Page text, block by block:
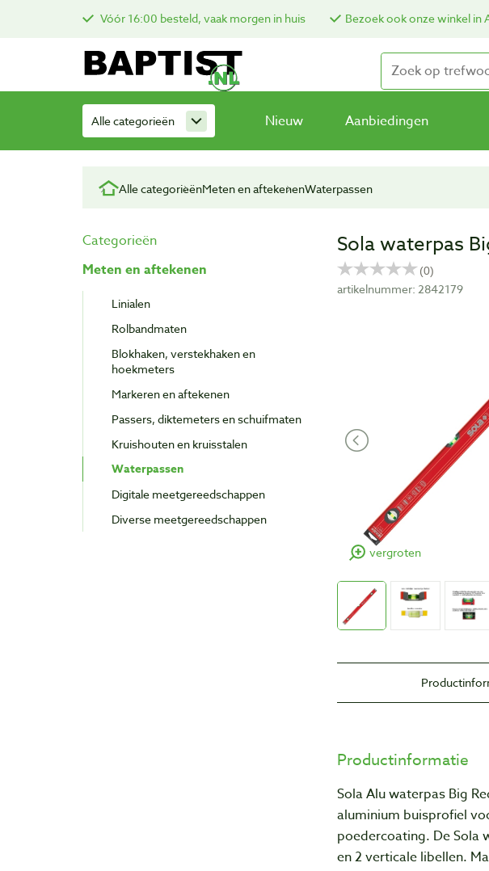
Vóór 16:00 besteld, vaak morgen in huis Bezoek ook onze winkel in
Alle categorieën Nieuw Aanbiedingen
Alle categorieënMeten en aftekenenWaterpassen
Categorieën
Meten en aftekenen
Linialen
Rolbandmaten
Blokhaken, verstekhaken en
hoekmeters
Markeren en aftekenen
Passers, diktemeters en schuifmaten
Kruishouten en kruisstalen
Waterpassen
Digitale meetgereedschappen
Diverse meetgereedschappen
Sola waterpas
artikelnummer: 2842179
vergroten
Productinformatie
Sola Alu waterpas Big
aluminium buisprofiel
poedercoating. De Sola
en 2 verticale libellen.